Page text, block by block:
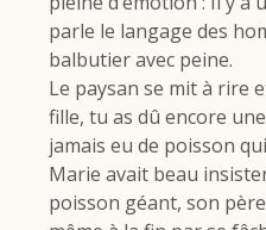
parle le langage des
balbutier avec peine.
Le paysan se mit à rire
fille, tu as dû encore
jamais eu de poisson
Marie avait beau
poisson géant, son